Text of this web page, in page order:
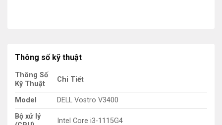
Thông số kỹ thuật
Thông Số
Kỹ Thuật
Chi Tiết
Model
DELL Vostro V3400
Bộ xử lý
Intel Core i3-1115G4